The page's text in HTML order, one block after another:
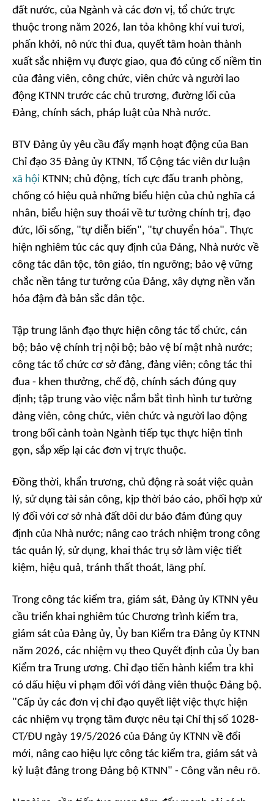
đất nước, của Ngành và các đơn vị, tổ chức trực
thuộc trong năm 2026, lan tỏa không khí vui tươi,
phấn khởi, nô nức thi đua, quyết tâm hoàn thành
xuất sắc nhiệm vụ được giao, qua đó củng cố niềm tin
của đảng viên, công chức, viên chức và người lao
động KTNN trước các chủ trương, đường lối của
Đảng, chính sách, pháp luật của Nhà nước.
BTV Đảng ủy yêu cầu đẩy mạnh hoạt động của Ban
Chỉ đạo 35 Đảng ủy KTNN, Tổ Cộng tác viên dư luận
xã hội KTNN; chủ động, tích cực đấu tranh phòng,
chống có hiệu quả những biểu hiện của chủ nghĩa cá
nhân, biểu hiện suy thoái về tư tưởng chính trị, đạo
đức, lối sống, "tự diễn biến", "tự chuyển hóa". Thực
hiện nghiêm túc các quy định của Đảng, Nhà nước về
công tác dân tộc, tôn giáo, tín ngưỡng; bảo vệ vững
chắc nền tảng tư tưởng của Đảng, xây dựng nền văn
hóa đậm đà bản sắc dân tộc.
Tập trung lãnh đạo thực hiện công tác tổ chức, cán
bộ; bảo vệ chính trị nội bộ; bảo vệ bí mật nhà nước;
công tác tổ chức cơ sở đảng, đảng viên; công tác thi
đua - khen thưởng, chế độ, chính sách đúng quy
định; tập trung vào việc nắm bắt tình hình tư tưởng
đảng viên, công chức, viên chức và người lao động
trong bối cảnh toàn Ngành tiếp tục thực hiện tinh
gọn, sắp xếp lại các đơn vị trực thuộc.
Đồng thời, khẩn trương, chủ động rà soát việc quản
lý, sử dụng tài sản công, kịp thời báo cáo, phối hợp xử
lý đối với cơ sở nhà đất dôi dư bảo đảm đúng quy
định của Nhà nước; nâng cao trách nhiệm trong công
tác quản lý, sử dụng, khai thác trụ sở làm việc tiết
kiệm, hiệu quả, tránh thất thoát, lãng phí.
Trong công tác kiểm tra, giám sát, Đảng ủy KTNN yêu
cầu triển khai nghiêm túc Chương trình kiểm tra,
giám sát của Đảng ủy, Ủy ban Kiểm tra Đảng ủy KTNN
năm 2026, các nhiệm vụ theo Quyết định của Ủy ban
Kiểm tra Trung ương. Chỉ đạo tiến hành kiểm tra khi
có dấu hiệu vi phạm đối với đảng viên thuộc Đảng bộ.
"Cấp ủy các đơn vị chỉ đạo quyết liệt việc thực hiện
các nhiệm vụ trọng tâm được nêu tại Chỉ thị số 1028-
CT/ĐU ngày 19/5/2026 của Đảng ủy KTNN về đổi
mới, nâng cao hiệu lực công tác kiểm tra, giám sát và
kỷ luật đảng trong Đảng bộ KTNN" - Công văn nêu rõ.